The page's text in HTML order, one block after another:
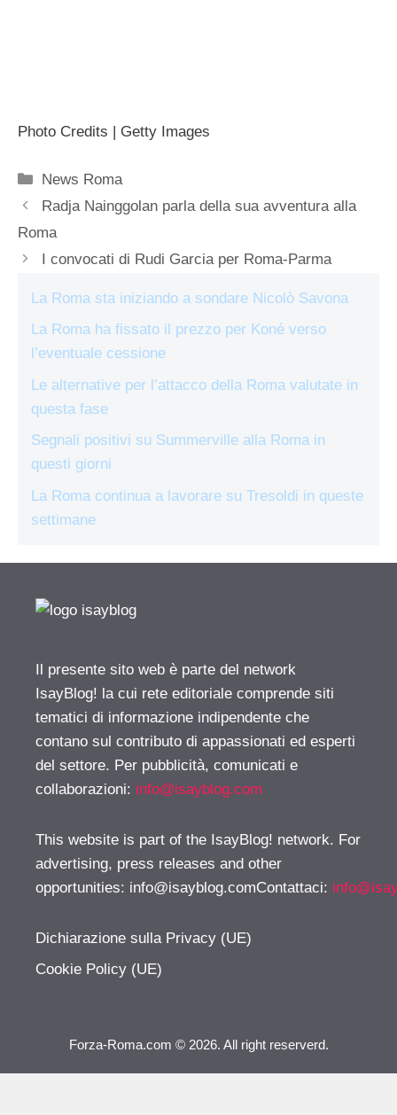
Photo Credits | Getty Images
Categorie
News Roma
Radja Nainggolan parla della sua avventura alla
Roma
I convocati di Rudi Garcia per Roma-Parma
La Roma sta iniziando a sondare Nicolò Savona
La Roma ha fissato il prezzo per Koné verso
l’eventuale cessione
Le alternative per l’attacco della Roma valutate in
questa fase
Segnali positivi su Summerville alla Roma in
questi giorni
La Roma continua a lavorare su Tresoldi in queste
settimane
Il presente sito web è parte del network
IsayBlog! la cui rete editoriale comprende siti
tematici di informazione indipendente che
contano sul contributo di appassionati ed esperti
del settore. Per pubblicità, comunicati e
collaborazioni: info@isayblog.com
This website is part of the IsayBlog! network. For
advertising, press releases and other
opportunities: info@isayblog.comContattaci:
Dichiarazione sulla Privacy (UE)
Cookie Policy (UE)
Forza-Roma.com © 2026. All right reserverd.